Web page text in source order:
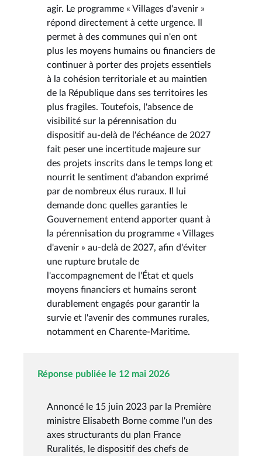
agir. Le programme « Villages d'avenir »
répond directement à cette urgence. Il
permet à des communes qui n'en ont
plus les moyens humains ou financiers de
continuer à porter des projets essentiels
à la cohésion territoriale et au maintien
de la République dans ses territoires les
plus fragiles. Toutefois, l'absence de
visibilité sur la pérennisation du
dispositif au-delà de l'échéance de 2027
fait peser une incertitude majeure sur
des projets inscrits dans le temps long et
nourrit le sentiment d'abandon exprimé
par de nombreux élus ruraux. Il lui
demande donc quelles garanties le
Gouvernement entend apporter quant à
la pérennisation du programme « Villages
d'avenir » au-delà de 2027, afin d'éviter
une rupture brutale de
l'accompagnement de l'État et quels
moyens financiers et humains seront
durablement engagés pour garantir la
survie et l'avenir des communes rurales,
notamment en Charente-Maritime.
Réponse publiée le 12 mai 2026
Annoncé le 15 juin 2023 par la Première
ministre Elisabeth Borne comme l'un des
axes structurants du plan France
Ruralités, le dispositif des chefs de